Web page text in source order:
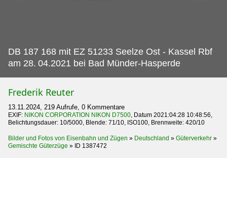
DB 187 168 mit EZ 51233 Seelze Ost - Kassel Rbf
am 28. 04.2021 bei Bad Münder-Hasperde
Frederik Reuter
13.11.2024, 219 Aufrufe, 0 Kommentare
EXIF: NIKON CORPORATION NIKON D7500, Datum 2021:04:28 10:48:56,
Belichtungsdauer: 10/5000, Blende: 71/10, ISO100, Brennweite: 420/10
Bilder und Fotos von Eisenbahn und Zügen » Deutschland » Güterverkehr »
Gemischte Güterzüge » ID 1387472